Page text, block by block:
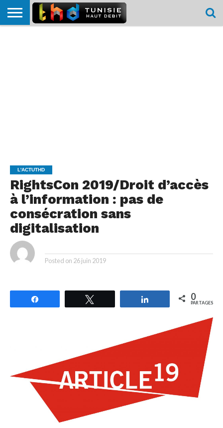
L'ACTUTHD
RightsCon 2019/Droit d’accès
à l’information : pas de
consécration sans
digitalisation
Posted on 26 juin 2019
Partagez 0
PARTAGES